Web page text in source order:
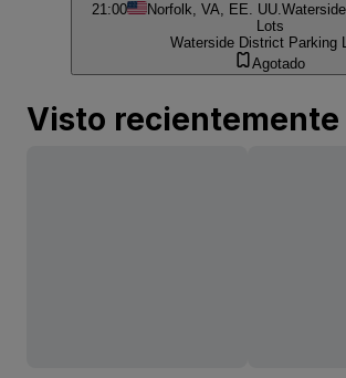
21:00 Norfolk, VA, EE. UU.
Lots
Waterside District Parking
Agotado
Visto recientemente